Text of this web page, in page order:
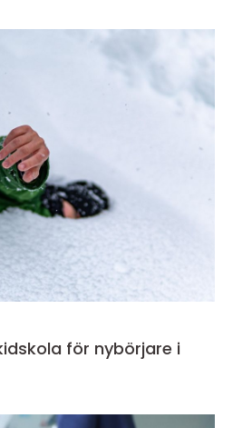
för nybörjare i